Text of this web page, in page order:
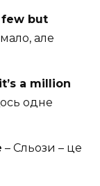
few but
але
a million
одне
– Сльози – це